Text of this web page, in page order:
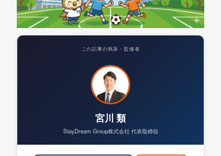
この記事の執筆・監修者
宮川 類
StayDream Group株式会社 代表取締役